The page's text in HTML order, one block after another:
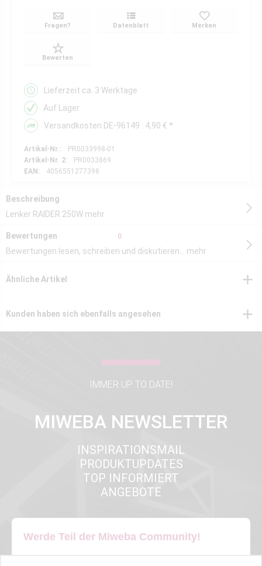
Fragen? Datenblatt Merken
Bewerten
Lieferzeit ca. 3 Werktage
Auf Lager
Versandkosten DE-96149 : 4,90 € *
Artikel-Nr.:
PR0033998-01
Artikel-Nr. 2:
PR0033869
EAN:
4056551277398
Beschreibung
Lenker RAIDER 250W mehr
Bewertungen 0
Bewertungen lesen, schreiben und diskutieren... mehr
Ähnliche Artikel
Kunden haben sich ebenfalls angesehen
IMMER UP TO DATE!
MIWEBA NEWSLETTER
INSPIRATIONSMAIL
PRODUKTUPDATES
TOP INFORMIERT
ANGEBOTE
Werde Teil der Miweba Community!